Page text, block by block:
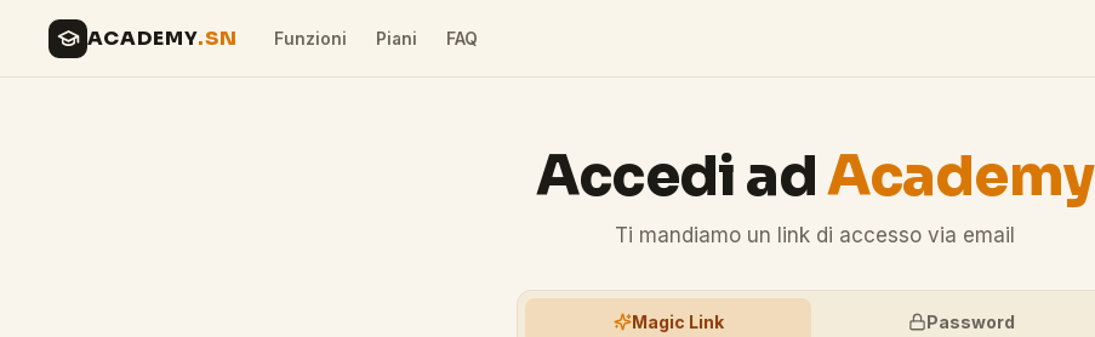
ACADEMY.SN Funzioni Piani FAQ
Accedi adAcademy
Ti mandiamo un link di accesso via email
Magic Link Password